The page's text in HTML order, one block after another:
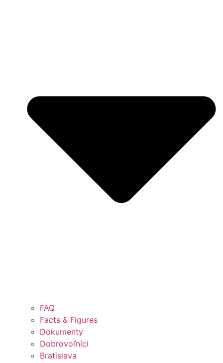
FAQ
Facts & Figures
Dokumenty
Dobrovoľníci
Bratislava